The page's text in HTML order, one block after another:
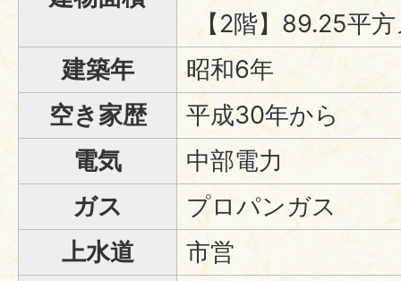
【2階】89.25平
建築年
昭和6年
空き家歴
平成30年から
電気
中部電力
ガス
プロパンガス
上水道
市営